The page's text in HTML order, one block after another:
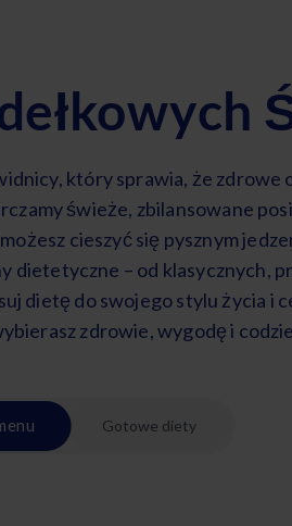
który sprawia, że zdrowe
świeże, zbilansowane
cieszyć się pysznym
dietetyczne – od klasycznych,
dietę do swojego stylu życia i
zdrowie, wygodę i
Gotowe diety